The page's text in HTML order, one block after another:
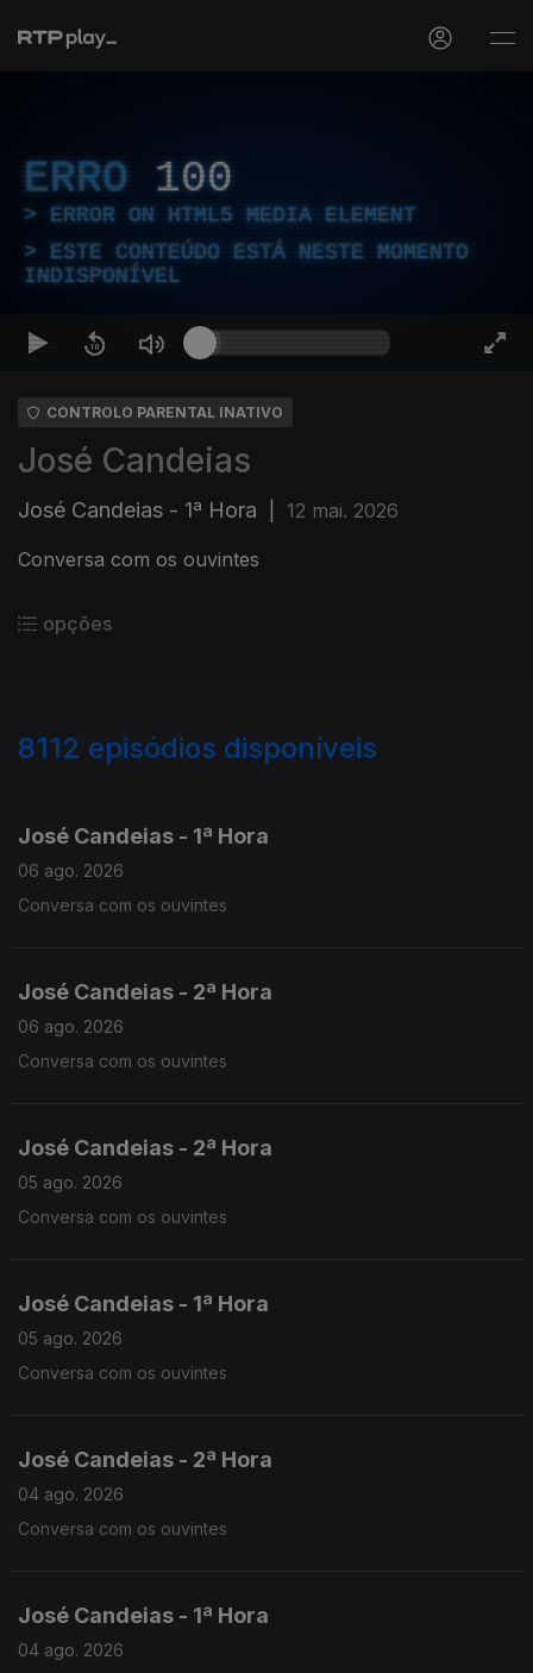
ERRO 100
ERROR ON HTML5 MEDIA ELEMENT
ESTE CONTEÚDO ESTÁ NESTE MOMENTO
INDISPONÍVEL
CONTROLO PARENTAL INATIVO
José Candeias
José Candeias - 1ª Hora 12 mai. 2026
Conversa com os ouvintes
opções
8112 episódios disponíveis
José Candeias - 1ª Hora
06 ago. 2026
Conversa com os ouvintes
José Candeias - 2ª Hora
06 ago. 2026
Conversa com os ouvintes
José Candeias - 2ª Hora
05 ago. 2026
Conversa com os ouvintes
José Candeias - 1ª Hora
05 ago. 2026
Conversa com os ouvintes
José Candeias - 2ª Hora
04 ago. 2026
Conversa com os ouvintes
José Candeias - 1ª Hora
04 ago. 2026